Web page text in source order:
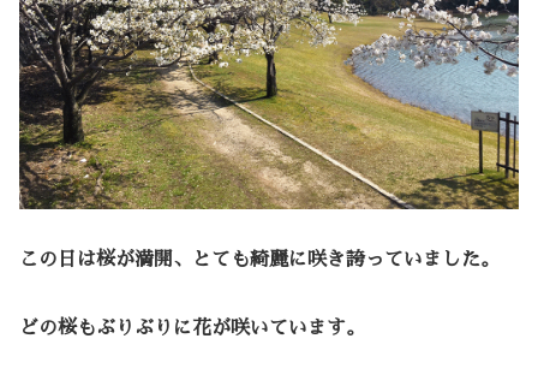
この日は桜が満開、とても綺麗に咲き誇っていました。
どの桜もぶりぶりに花が咲いています。